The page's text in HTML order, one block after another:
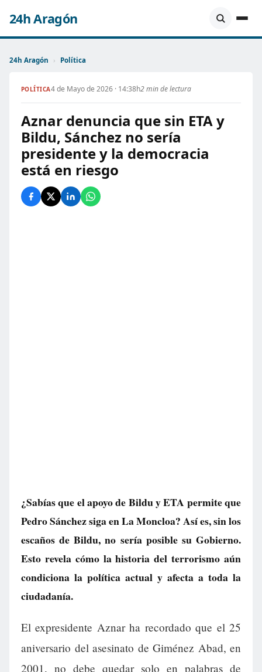
24h Aragón
24h Aragón › Política
POLÍTICA4 de Mayo de 2026 · 14:38h2 min de lectura
Aznar denuncia que sin ETA y
Bildu, Sánchez no sería
presidente y la democracia
está en riesgo
¿Sabías que el apoyo de Bildu y ETA permite que
Pedro Sánchez siga en La Moncloa? Así es, sin los
escaños de Bildu, no sería posible su Gobierno.
Esto revela cómo la historia del terrorismo aún
condiciona la política actual y afecta a toda la
ciudadanía.
El expresidente Aznar ha recordado que el 25
aniversario del asesinato de Giménez Abad, en
2001, no debe quedar solo en palabras de